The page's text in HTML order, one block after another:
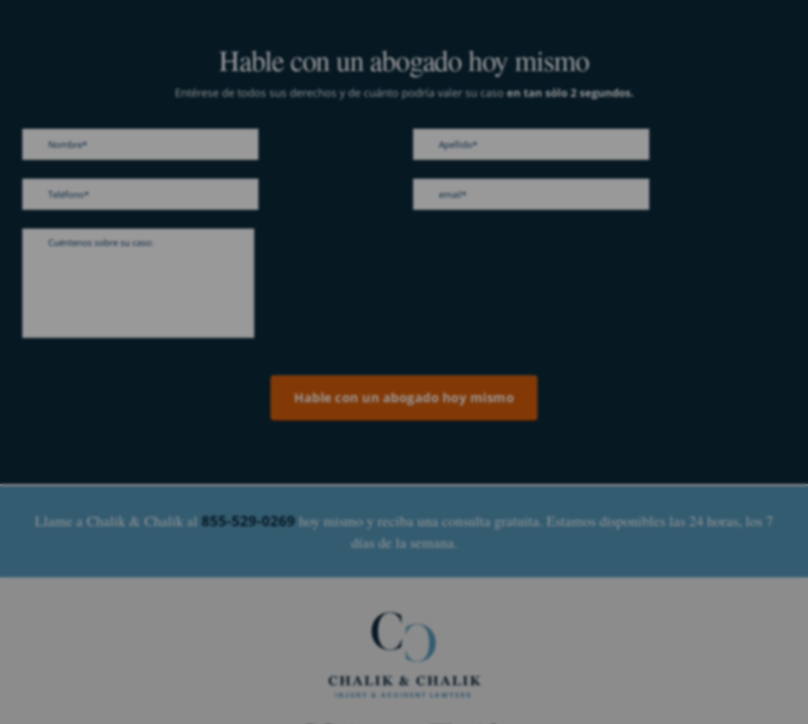
Hable con un abogado hoy mismo
Entérese de todos sus derechos y de cuánto podría valer su casoen tan sólo 2 segundos.
Llame a Chalik & Chalik al 855-529-0269 hoy mismo y reciba una consulta gratuita. Estamos disponibles las 24 horas, los 7
días de la semana.